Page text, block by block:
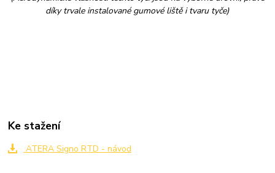
díky trvale instalované gumové liště i tvaru tyče)
Ke stažení
ATERA Signo RTD - návod